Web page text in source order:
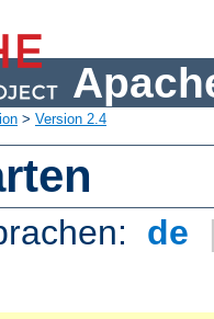
> Version 2.4
de